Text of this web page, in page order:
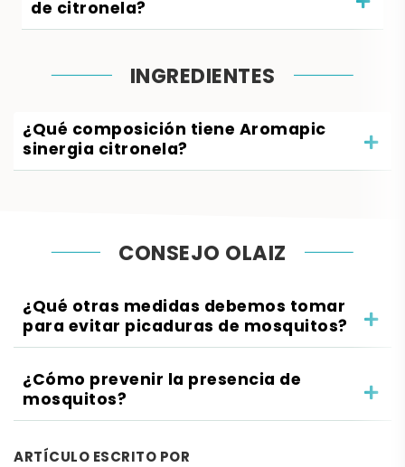
de citronela?
INGREDIENTES
¿Qué composición tiene Aromapic
sinergia citronela?
CONSEJO OLAIZ
¿Qué otras medidas debemos tomar
para evitar picaduras de mosquitos?
¿Cómo prevenir la presencia de
mosquitos?
ARTÍCULO ESCRITO POR